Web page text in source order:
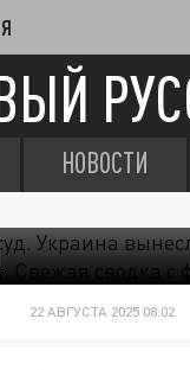
НОВОСТИ
22 АВГУСТА 2025 08:02